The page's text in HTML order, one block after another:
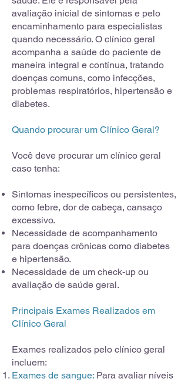
avaliação inicial de sintomas e pelo
encaminhamento para especialistas
quando necessário. O clínico geral
acompanha a saúde do paciente de
maneira integral e contínua, tratando
doenças comuns, como infecções,
problemas respiratórios, hipertensão e
diabetes.
Quando procurar um Clínico Geral?
Você deve procurar um clínico geral
caso tenha:
Sintomas inespecíficos ou persistentes,
como febre, dor de cabeça, cansaço
excessivo.
Necessidade de acompanhamento
para doenças crônicas como diabetes
e hipertensão.
Necessidade de um check-up ou
avaliação de saúde geral.
Principais Exames Realizados em
Clínico Geral
Exames realizados pelo clínico geral
incluem:
Exames de sangue: Para avaliar níveis